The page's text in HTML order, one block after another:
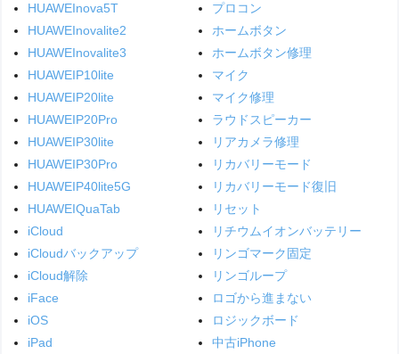
HUAWEInova5T
HUAWEInovalite2
HUAWEInovalite3
HUAWEIP10lite
HUAWEIP20lite
HUAWEIP20Pro
HUAWEIP30lite
HUAWEIP30Pro
HUAWEIP40lite5G
HUAWEIQuaTab
iCloud
iCloudバックアップ
iCloud解除
iFace
iOS
iPad
プロコン
ホームボタン
ホームボタン修理
マイク
マイク修理
ラウドスピーカー
リアカメラ修理
リカバリーモード
リカバリーモード復旧
リセット
リチウムイオンバッテリー
リンゴマーク固定
リンゴループ
ロゴから進まない
ロジックボード
中古iPhone